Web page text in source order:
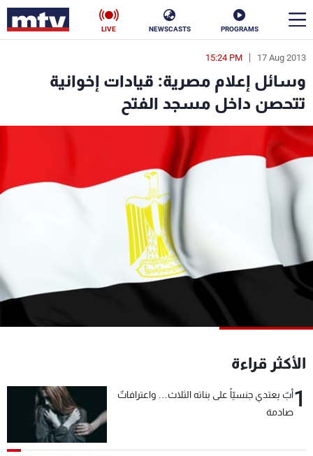
PROGRAMS
NEWSCASTS
LIVE
17 Aug 2013
15:24 PM
وسائل إعلام مصرية: قيادات إخوانية
تتحصن داخل مسجد الفتح
الأكثر قراءة
1أبٌ يعتدي جنسيّاً على بناته الثلاث… واعترافاتٌ
صادمة
en
الأخبار
سياسة ناس
إقتصاد
منوعات رياضة
كأس العالم
شاهد البرامج
عن MTV
الإنـتـاج
وظائف
شروط الإسـتخدام